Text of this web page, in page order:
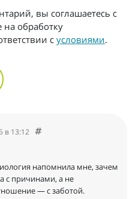
вы соглашаетесь с
на обработку
с условиями.
в 13:12
напомнила мне, зачем
с причинами, а не
— с заботой.